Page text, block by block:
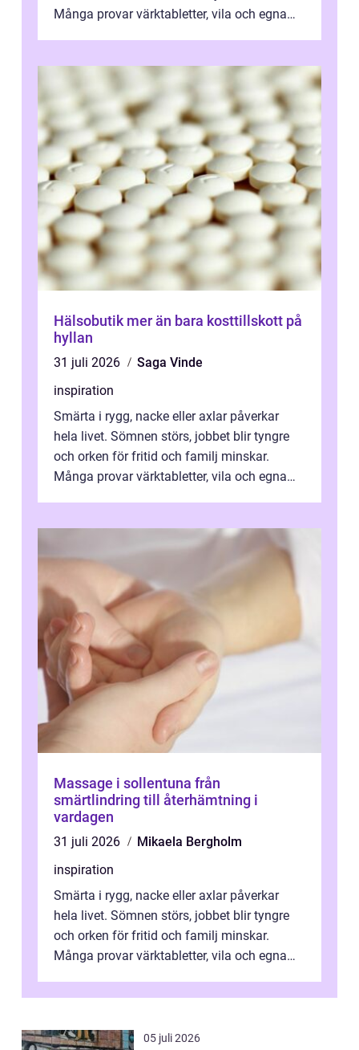
Många provar värktabletter, vila och egna
Hälsobutik mer än bara kosttillskott på
hyllan
31 juli 2026
Saga Vinde
inspiration
Smärta i rygg, nacke eller axlar påverkar
hela livet. Sömnen störs, jobbet blir tyngre
och orken för fritid och familj minskar.
Många provar värktabletter, vila och egna
Massage i sollentuna från
smärtlindring till återhämtning i
vardagen
31 juli 2026
Mikaela Bergholm
inspiration
Smärta i rygg, nacke eller axlar påverkar
hela livet. Sömnen störs, jobbet blir tyngre
och orken för fritid och familj minskar.
Många provar värktabletter, vila och egna
05 juli 2026